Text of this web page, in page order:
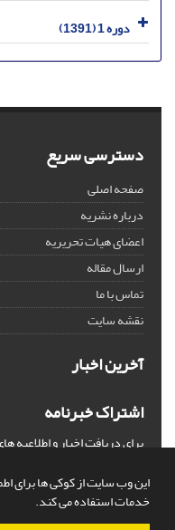
این وب سایت از کوکی ها برای
خدمات استفاده می کند.
دوره 1 (1391)
دسترسی سریع
صفحه اصلی
درباره نشریه
اعضای هیات تحریریه
ارسال مقاله
تماس با ما
نقشه سایت
آخرین اخبار
اشتراک خبرنامه
برای دریافت اخبار و